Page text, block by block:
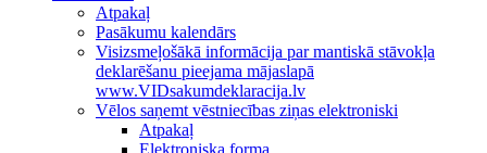
Atpakaļ
Pasākumu kalendārs
Visizsmeļošākā informācija par mantiskā stāvokļa
deklarēšanu pieejama mājaslapā
www.VIDsakumdeklaracija.lv
Vēlos saņemt vēstniecības ziņas elektroniski
Atpakaļ
Elektroniska forma